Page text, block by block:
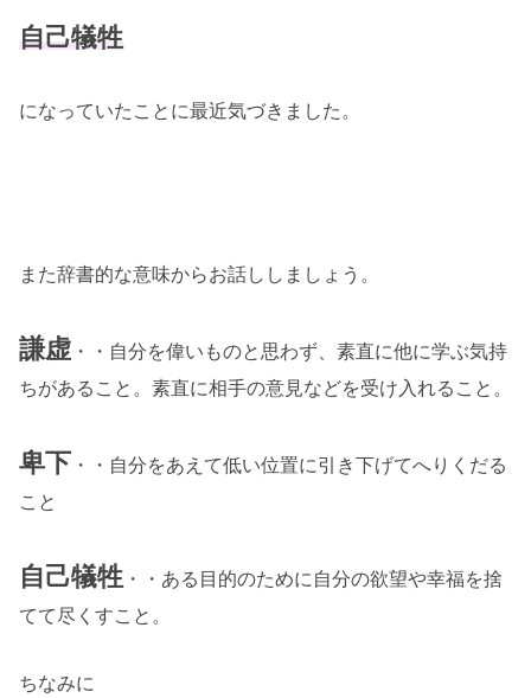
自己犠牲
になっていたことに最近気づきました。
また辞書的な意味からお話ししましょう。
謙虚 ・・自分を偉いものと思わず、素直に他に学ぶ気持
ちがあること。素直に相手の意見などを受け入れること。
卑下 ・・自分をあえて低い位置に引き下げてへりくだる
こと
自己犠牲 ・・ある目的のために自分の欲望や幸福を捨
てて尽くすこと。
ちなみに